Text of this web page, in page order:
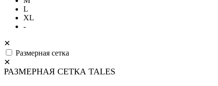
L
XL
-
✕
Размерная сетка
✕
РАЗМЕРНАЯ СЕТКА TALES